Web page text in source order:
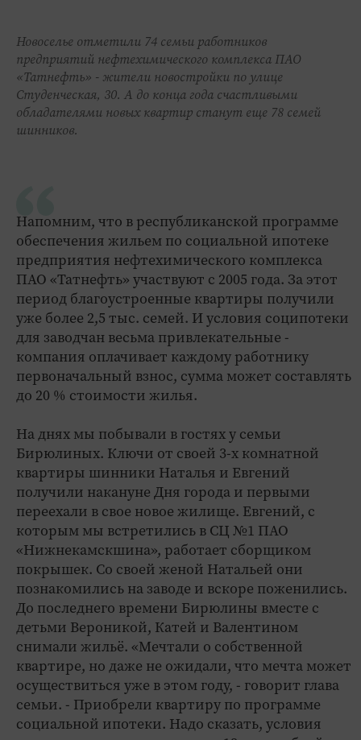
Новоселье отметили 74 семьи работников
предприятий нефтехимического комплекса ПАО
«Татнефть» - жители новостройки по улице
Студенческая, 30. А до конца года счастливыми
обладателями новых квартир станут еще 78 семей
шинников.
Напомним, что в республиканской программе
обеспечения жильем по социальной ипотеке
предприятия нефтехимического комплекса
ПАО «Татнефть» участвуют с 2005 года. За этот
период благоустроенные квартиры получили
уже более 2,5 тыс. семей. И условия соципотеки
для заводчан весьма привлекательные -
компания оплачивает каждому работнику
первоначальный взнос, сумма может составлять
до 20 % стоимости жилья.
На днях мы побывали в гостях у семьи
Бирюлиных. Ключи от своей 3-х комнатной
квартиры шинники Наталья и Евгений
получили накануне Дня города и первыми
переехали в свое новое жилище. Евгений, с
которым мы встретились в СЦ №1 ПАО
«Нижнекамскшина», работает сборщиком
покрышек. Со своей женой Натальей они
познакомились на заводе и вскоре поженились.
До последнего времени Бирюлины вместе с
детьми Вероникой, Катей и Валентином
снимали жильё. «Мечтали о собственной
квартире, но даже не ожидали, что мечта может
осуществиться уже в этом году, - говорит глава
семьи. - Приобрели квартиру по программе
социальной ипотеки. Надо сказать, условия